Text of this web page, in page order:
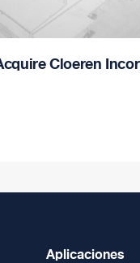
Cloeren
Aplicaciones